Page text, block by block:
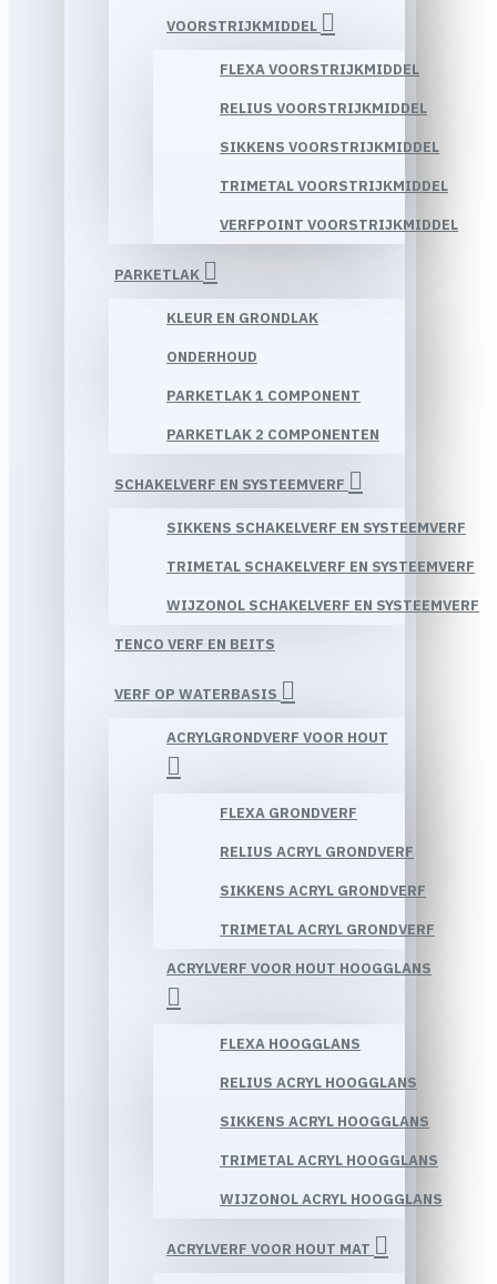
VOORSTRIJKMIDDEL
FLEXA VOORSTRIJKMIDDEL
RELIUS VOORSTRIJKMIDDEL
SIKKENS VOORSTRIJKMIDDEL
TRIMETAL VOORSTRIJKMIDDEL
VERFPOINT VOORSTRIJKMIDDEL
PARKETLAK
KLEUR EN GRONDLAK
ONDERHOUD
PARKETLAK 1 COMPONENT
PARKETLAK 2 COMPONENTEN
SCHAKELVERF EN SYSTEEMVERF
SIKKENS SCHAKELVERF EN SYSTEEMVERF
TRIMETAL SCHAKELVERF EN SYSTEEMVERF
WIJZONOL SCHAKELVERF EN SYSTEEMVERF
TENCO VERF EN BEITS
VERF OP WATERBASIS
ACRYLGRONDVERF VOOR HOUT
FLEXA GRONDVERF
RELIUS ACRYL GRONDVERF
SIKKENS ACRYL GRONDVERF
TRIMETAL ACRYL GRONDVERF
ACRYLVERF VOOR HOUT HOOGGLANS
FLEXA HOOGGLANS
RELIUS ACRYL HOOGGLANS
SIKKENS ACRYL HOOGGLANS
TRIMETAL ACRYL HOOGGLANS
WIJZONOL ACRYL HOOGGLANS
ACRYLVERF VOOR HOUT MAT